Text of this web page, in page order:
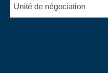
Unité de négociation